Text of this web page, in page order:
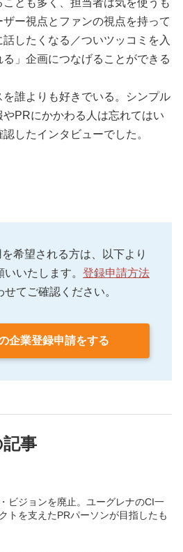
ことも多く、担当者は気を使うも
ー視点とファンの視点を持って
したくなる／ついツッコミを入
」企画につなげることができる
誰よりも好きでいる。シンプル
PRにかかわる人は忘れてはい
したインタビューでした。
希望される方は、以下より
いたします。 登録申請方法
せてご確認ください。
企業登録申請をする
事
ビジョンを廃止。ユーグレナのCI一
トを支えたPRパーソンが目指したも